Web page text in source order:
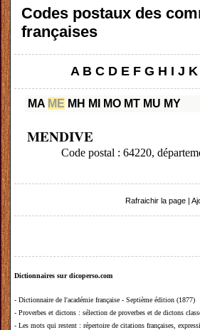
Codes postaux des
françaises
A B C D E F G H I J K
MA ME MH MI MO MT MU MY
MENDIVE
Code postal : 64220,
Rafraichir la page
Dictionnaires sur dicoperso.com
- Dictionnaire de l'académie française - Septième édition (1877)
- Proverbes et dictons : sélection de proverbes et de dictons
- Les mots qui restent : répertoire de citations françaises,